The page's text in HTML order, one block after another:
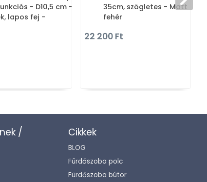
- D10,5 cm -
lapos fej -
35cm, szögletes - Matt
fehér
22 200 Ft
/
Cikkek
BLOG
Fürdőszoba polc
Fürdőszoba bútor